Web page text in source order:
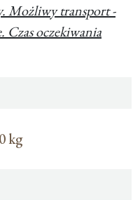
Możliwy transport -
Czas oczekiwania
0 kg